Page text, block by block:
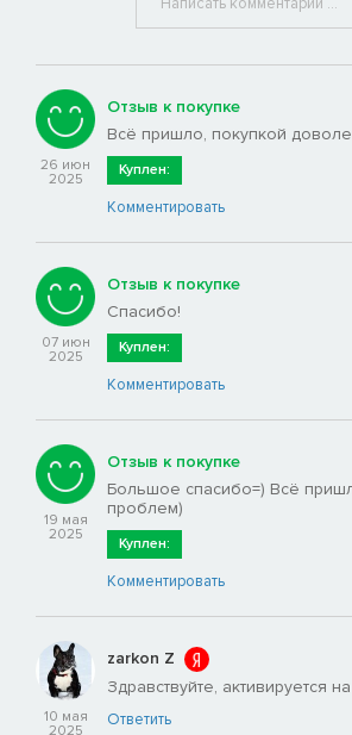
26 июн
2025
Отзыв к покупке
Всё пришло, покупкой
Куплен:
Комментировать
07 июн
2025
Отзыв к покупке
Спасибо!
Куплен:
Комментировать
19 мая
2025
Отзыв к покупке
Большое спасибо=) Всё
проблем)
Куплен:
Комментировать
10 мая
2025
zarkon Z
Здравствуйте, активируется
Ответить